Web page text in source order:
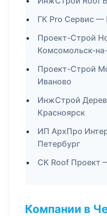
ГК Pro Сервис —
Проект-Строй
Комсомольск-
Проект-Строй
Иваново
ИнжСтрой
Красноярск
ИП АрхПро
Петербург
СК Roof Проект
Компании в